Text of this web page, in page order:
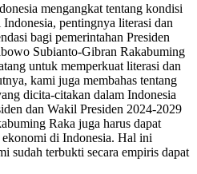
mengangkat tentang kondisi
pentingnya literasi dan
bagi pemerintahan Presiden
Subianto-Gibran Rakabuming
untuk memperkuat literasi dan
kami juga membahas tentang
dicita-citakan dalam Indonesia
dan Wakil Presiden 2024-2029
Raka juga harus dapat
di Indonesia. Hal ini
sudah terbukti secara empiris dapat